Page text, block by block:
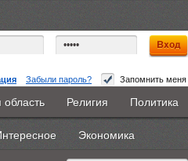
Забыли пароль? Запомнить меня
КНИГИ ВестиNet
Религия Политика
Экономика
в сфере
в тюменский